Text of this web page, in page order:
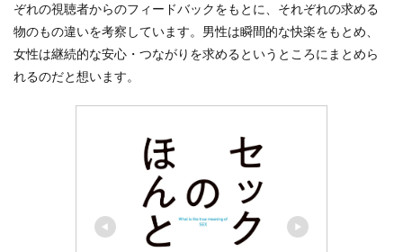
ぞれの視聴者からのフィードバックをもとに、それぞれの求める
物のもの違いを考察しています。男性は瞬間的な快楽をもとめ、
女性は継続的な安心・つながりを求めるというところにまとめら
れるのだと想います。